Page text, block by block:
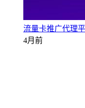
流量卡推广代理
4月前